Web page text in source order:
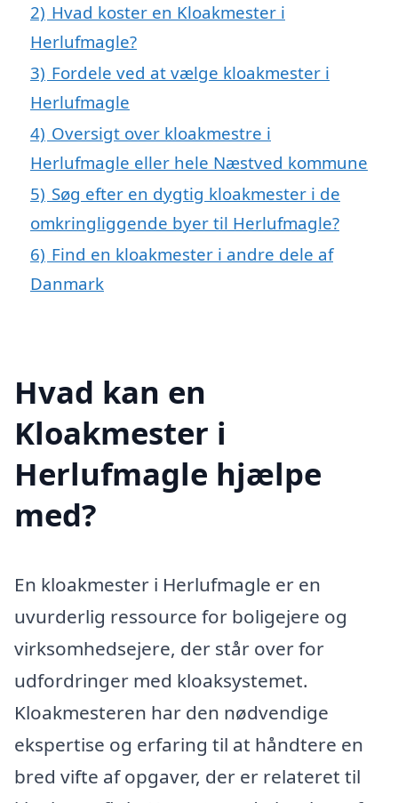
2) Hvad koster en Kloakmester i
Herlufmagle?
3) Fordele ved at vælge kloakmester i
Herlufmagle
4) Oversigt over kloakmestre i
Herlufmagle eller hele Næstved kommune
5) Søg efter en dygtig kloakmester i de
omkringliggende byer til Herlufmagle?
6) Find en kloakmester i andre dele af
Danmark
Hvad kan en
Kloakmester i
Herlufmagle hjælpe
med?
En kloakmester i Herlufmagle er en
uvurderlig ressource for boligejere og
virksomhedsejere, der står over for
udfordringer med kloaksystemet.
Kloakmesteren har den nødvendige
ekspertise og erfaring til at håndtere en
bred vifte af opgaver, der er relateret til